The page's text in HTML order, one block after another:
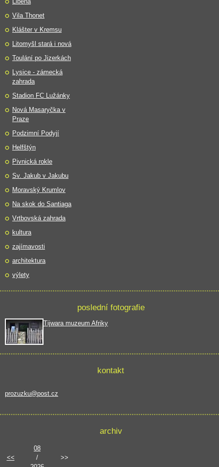
Vila Thonet
Klášter v Kremsu
Litomyšl stará i nová
Toulání po Jizerkách
Lysice - zámecká
zahrada
Stadion FC Lužánky
Nová Masaryčka v
Praze
Podzimní Podyjí
Helfštýn
Pivnická rokle
Sv. Jakub v Jakubu
Moravský Krumlov
Na skok do Santiaga
Vrtbovská zahrada
kultura
zajímavosti
architektura
výlety
poslední fotografie
Tijwara muzeum Afriky
kontakt
prozuzku@post.cz
archiv
<<
08
/
>>